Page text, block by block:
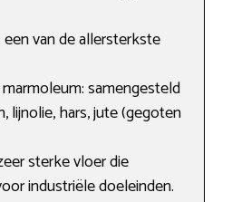
van de allersterkste
samengesteld
lijnolie, hars, jute (gegoten
sterke vloer die
industriële doeleinden.